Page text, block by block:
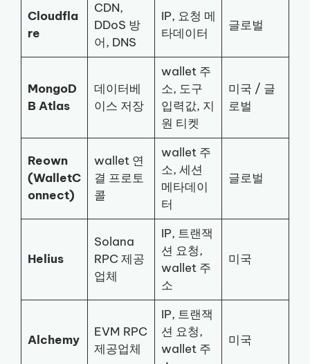
Cloudfla
re
CDN,
DDoS 방
어, DNS
IP, 요청 메
타데이터
글로벌
MongoD
B Atlas
데이터베
이스 저장
wallet 주
소, 도구
입력값, 지
원 티켓
미국 / 글
로벌
Reown
(WalletC
onnect)
wallet 연
결 프로토
콜
wallet 주
소, 세션
메타데이
터
글로벌
Helius
Solana
RPC 제공
업체
IP, 트랜잭
션 요청,
wallet 주
소
미국
Alchemy
EVM RPC
제공업체
IP, 트랜잭
션 요청,
wallet 주
미국